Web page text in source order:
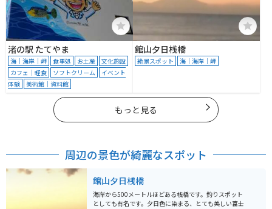
渚の駅 たてやま
海｜海岸｜岬 食事処 お土産
文化施設
カフェ｜軽食
ソフトクリーム
イベント
体験
美術館｜資料館
館山夕日桟橋
絶景スポット 海｜海岸｜岬
もっと見る
周辺の景色が綺麗なスポット
館山夕日桟橋
海岸から500メートルほどある桟橋です。釣りスポット
としても有名です。夕日色に染まる、とても美しい富士